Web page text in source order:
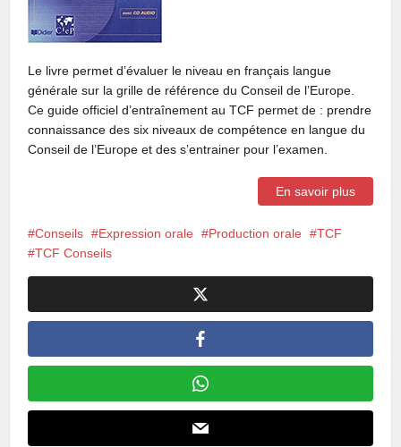
Le livre permet d’évaluer le niveau en français langue
générale sur la grille de référence du Conseil de l’Europe.
Ce guide officiel d’entraînement au TCF permet de : prendre
connaissance des six niveaux de compétence en langue du
Conseil de l’Europe et des s’entrainer pour l’examen.
En savoir plus
Conseils Expression orale Production orale
TCF
TCF Conseils